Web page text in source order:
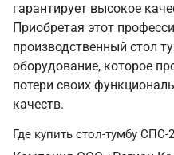
гарантирует высокое
Приобретая этот
производственный стол
оборудование, которое
потери своих
качеств.
Где купить стол-тумбу СПС-